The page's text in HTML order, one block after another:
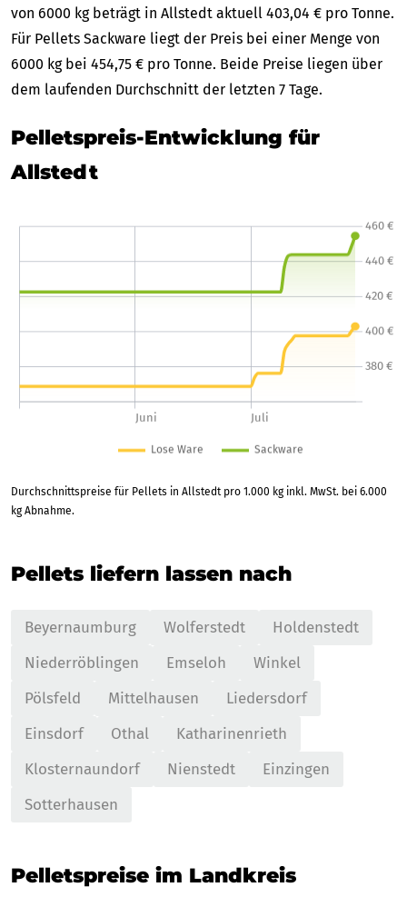
von 6000 kg beträgt in Allstedt aktuell 403,04 € pro Tonne.
Für Pellets Sackware liegt der Preis bei einer Menge von
6000 kg bei 454,75 € pro Tonne. Beide Preise liegen über
dem laufenden Durchschnitt der letzten 7 Tage.
Pelletspreis-Entwicklung für
Allstedt
Durchschnittspreise für Pellets in Allstedt pro 1.000 kg inkl. MwSt. bei 6.000
kg Abnahme.
Pellets liefern lassen nach
Beyernaumburg Wolferstedt
Holdenstedt
Niederröblingen
Emseloh
Winkel
Pölsfeld
Mittelhausen
Liedersdorf
Einsdorf
Othal
Katharinenrieth
Klosternaundorf
Nienstedt
Einzingen
Sotterhausen
Pelletspreise im Landkreis